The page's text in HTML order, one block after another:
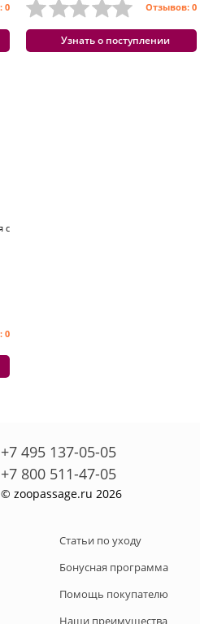
0 Отзывов: 0
Узнать о поступлении
с
0
+7 495 137-05-05
+7 800 511-47-05
© zoopassage.ru 2026
Статьи по уходу
Бонусная программа
Помощь покупателю
Наши преимущества